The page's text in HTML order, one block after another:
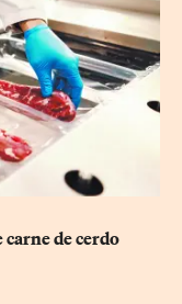
de cerdo